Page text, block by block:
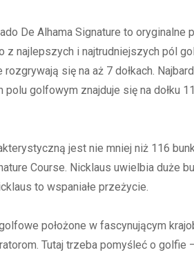
De Alhama Signature to
z najlepszych i najtrudniejszych pól
się na aż 7 dołkach.
polu golfowym znajduje się na dołku
jest nie mniej niż 116
Course. Nicklaus uwielbia duże
to wspaniałe przeżycie.
położone w fascynującym
Tutaj trzeba pomyśleć o